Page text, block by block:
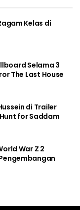
Kelas di
Selama 3
The Last House
di Trailer
for Saddam
War Z 2